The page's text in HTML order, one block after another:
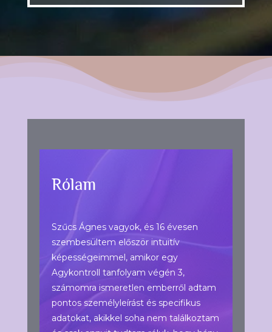
Rólam
Szűcs Ágnes vagyok, és 16 évesen
szembesültem először intuitív
képességeimmel, amikor egy
Agykontroll tanfolyam végén 3,
számomra ismeretlen emberről adtam
pontos személyleírást és specifikus
adatokat, akikkel soha nem találkoztam